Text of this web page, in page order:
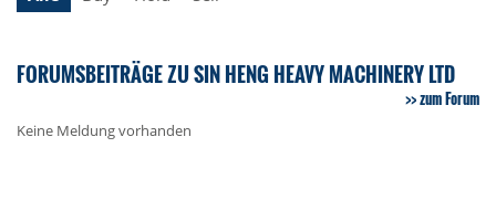
FORUMSBEITRÄGE ZU SIN HENG HEAVY MACHINERY LTD
zum Forum
Keine Meldung vorhanden